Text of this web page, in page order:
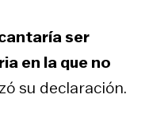
ser
en la que no
su declaración.